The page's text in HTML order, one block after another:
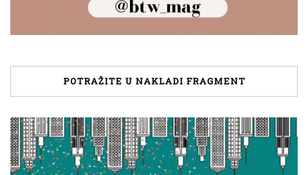
POTRAŽITE U NAKLADI FRAGMENT